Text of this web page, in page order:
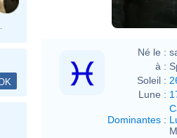
Né le :
à :
Soleil :
Lune :
Dominantes :